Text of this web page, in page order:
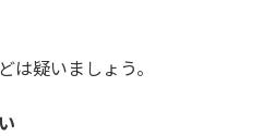
は疑いましょう。